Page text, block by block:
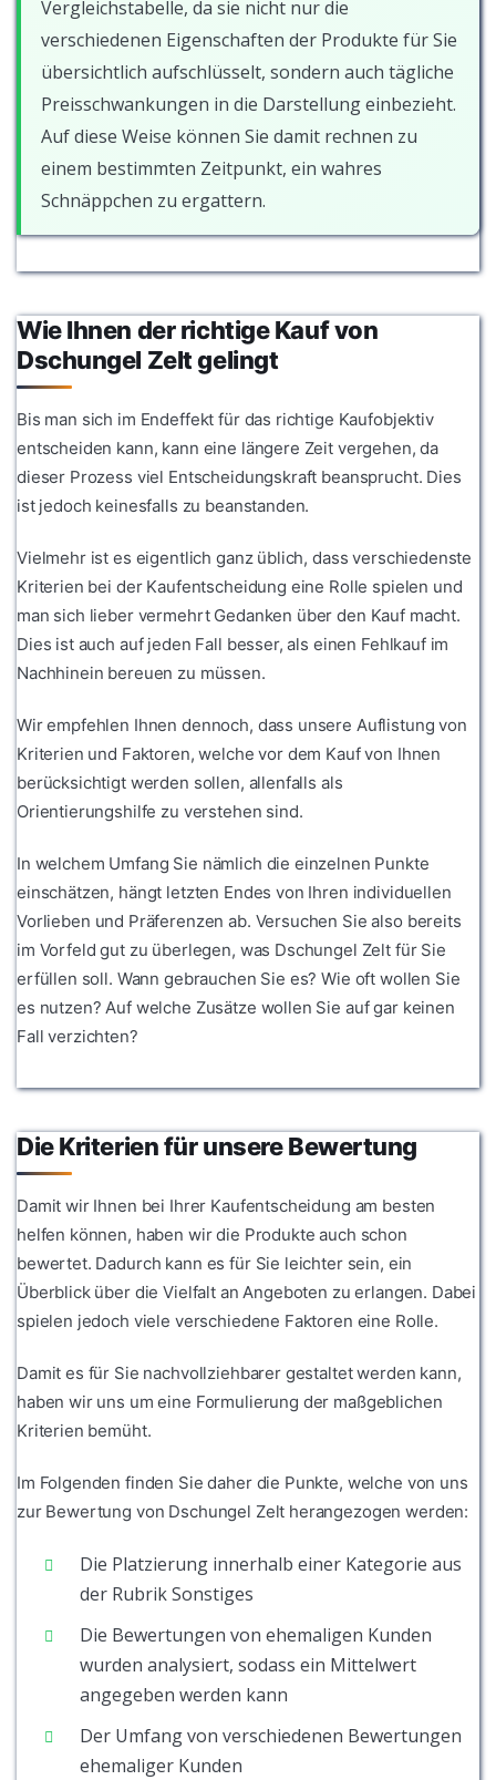
Vergleichstabelle, da sie nicht nur die
verschiedenen Eigenschaften der Produkte für Sie
übersichtlich aufschlüsselt, sondern auch tägliche
Preisschwankungen in die Darstellung einbezieht.
Auf diese Weise können Sie damit rechnen zu
einem bestimmten Zeitpunkt, ein wahres
Schnäppchen zu ergattern.
Wie Ihnen der richtige Kauf von
Dschungel Zelt gelingt
Bis man sich im Endeffekt für das richtige Kaufobjektiv
entscheiden kann, kann eine längere Zeit vergehen, da
dieser Prozess viel Entscheidungskraft beansprucht. Dies
ist jedoch keinesfalls zu beanstanden.
Vielmehr ist es eigentlich ganz üblich, dass verschiedenste
Kriterien bei der Kaufentscheidung eine Rolle spielen und
man sich lieber vermehrt Gedanken über den Kauf macht.
Dies ist auch auf jeden Fall besser, als einen Fehlkauf im
Nachhinein bereuen zu müssen.
Wir empfehlen Ihnen dennoch, dass unsere Auflistung von
Kriterien und Faktoren, welche vor dem Kauf von Ihnen
berücksichtigt werden sollen, allenfalls als
Orientierungshilfe zu verstehen sind.
In welchem Umfang Sie nämlich die einzelnen Punkte
einschätzen, hängt letzten Endes von Ihren individuellen
Vorlieben und Präferenzen ab. Versuchen Sie also bereits
im Vorfeld gut zu überlegen, was Dschungel Zelt für Sie
erfüllen soll. Wann gebrauchen Sie es? Wie oft wollen Sie
es nutzen? Auf welche Zusätze wollen Sie auf gar keinen
Fall verzichten?
Die Kriterien für unsere Bewertung
Damit wir Ihnen bei Ihrer Kaufentscheidung am besten
helfen können, haben wir die Produkte auch schon
bewertet. Dadurch kann es für Sie leichter sein, ein
Überblick über die Vielfalt an Angeboten zu erlangen. Dabei
spielen jedoch viele verschiedene Faktoren eine Rolle.
Damit es für Sie nachvollziehbarer gestaltet werden kann,
haben wir uns um eine Formulierung der maßgeblichen
Kriterien bemüht.
Im Folgenden finden Sie daher die Punkte, welche von uns
zur Bewertung von Dschungel Zelt herangezogen werden:
Die Platzierung innerhalb einer Kategorie aus
der Rubrik Sonstiges
Die Bewertungen von ehemaligen Kunden
wurden analysiert, sodass ein Mittelwert
angegeben werden kann
Der Umfang von verschiedenen Bewertungen
ehemaliger Kunden